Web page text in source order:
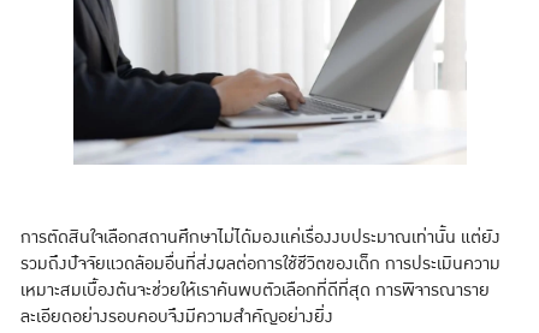
การตัดสินใจเลือกสถานศึกษาไม่ได้มองแค่เรื่องงบประมาณเท่านั้น แต่ยัง
รวมถึงปัจจัยแวดล้อมอื่นที่ส่งผลต่อการใช้ชีวิตของเด็ก การประเมินความ
เหมาะสมเบื้องต้นจะช่วยให้เราค้นพบตัวเลือกที่ดีที่สุด การพิจารณาราย
ละเอียดอย่างรอบคอบจึงมีความสำคัญอย่างยิ่ง